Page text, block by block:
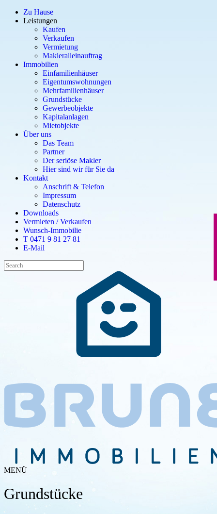
Zu Hause
Leistungen
Kaufen
Verkaufen
Vermietung
Makleralleinauftrag
Immobilien
Einfamilienhäuser
Eigentumswohnungen
Mehrfamilienhäuser
Grundstücke
Gewerbeobjekte
Kapitalanlagen
Mietobjekte
Über uns
Das Team
Partner
Der seriöse Makler
Hier sind wir für Sie da
Kontakt
Anschrift & Telefon
Impressum
Datenschutz
Downloads
Vermieten / Verkaufen
Wunsch-Immobilie
T 0471 9 81 27 81
E-Mail
MENÜ
Grundstücke